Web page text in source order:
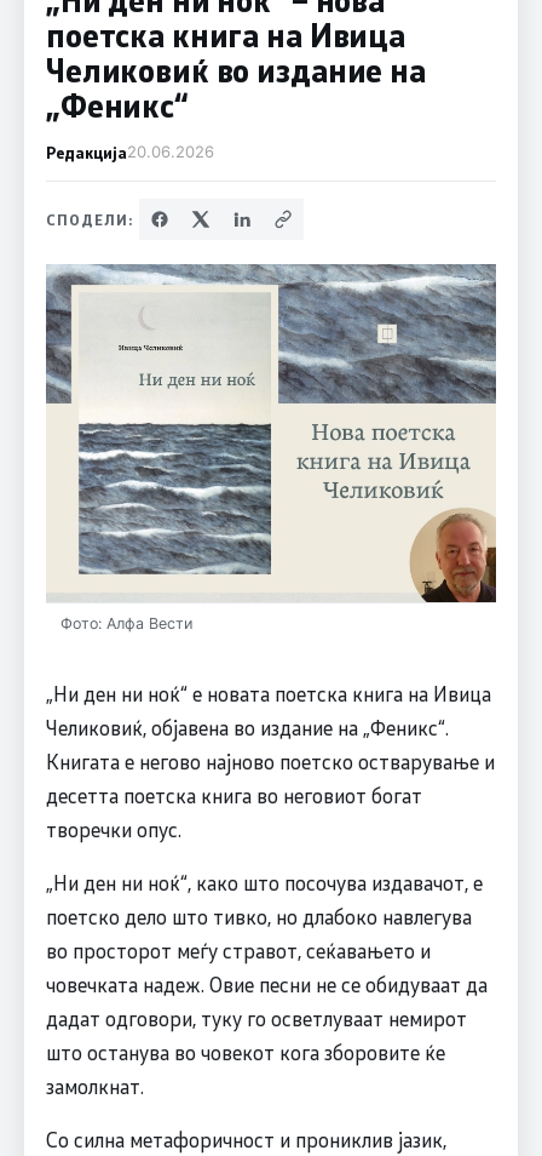
поетска книга на Ивица
Челиковиќ во издание на
„Феникс“
Редакција20.06.2026
СПОДЕЛИ:
Фото: Алфа Вести
„Ни ден ни ноќ“ е новата поетска книга на Ивица
Челиковиќ, објавена во издание на „Феникс“.
Книгата е негово најново поетско остварување и
десетта поетска книга во неговиот богат
творечки опус.
„Ни ден ни ноќ“, како што посочува издавачот, е
поетско дело што тивко, но длабоко навлегува
во просторот меѓу стравот, сеќавањето и
човечката надеж. Овие песни не се обидуваат да
дадат одговори, туку го осветлуваат немирот
што останува во човекот кога зборовите ќе
замолкнат.
Со силна метафоричност и прониклив јазик,